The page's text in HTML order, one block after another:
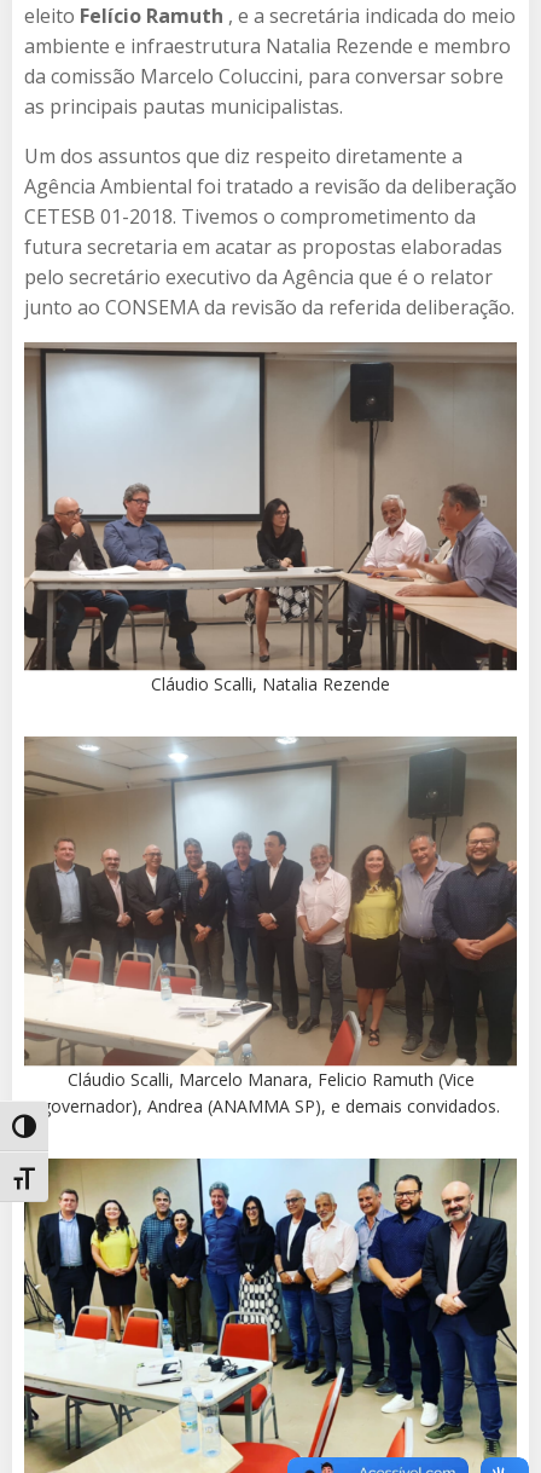
Alternar alto contraste
Alternar tamanho da fonte
eleito Felício Ramuth , e a secretária indicada do meio
ambiente e infraestrutura Natalia Rezende e membro
da comissão Marcelo Coluccini, para conversar sobre
as principais pautas municipalistas.
Um dos assuntos que diz respeito diretamente a
Agência Ambiental foi tratado a revisão da deliberação
CETESB 01-2018. Tivemos o comprometimento da
futura secretaria em acatar as propostas elaboradas
pelo secretário executivo da Agência que é o relator
junto ao CONSEMA da revisão da referida deliberação.
Cláudio Scalli, Natalia Rezende
Cláudio Scalli, Marcelo Manara, Felicio Ramuth (Vice
governador), Andrea (ANAMMA SP), e demais convidados.